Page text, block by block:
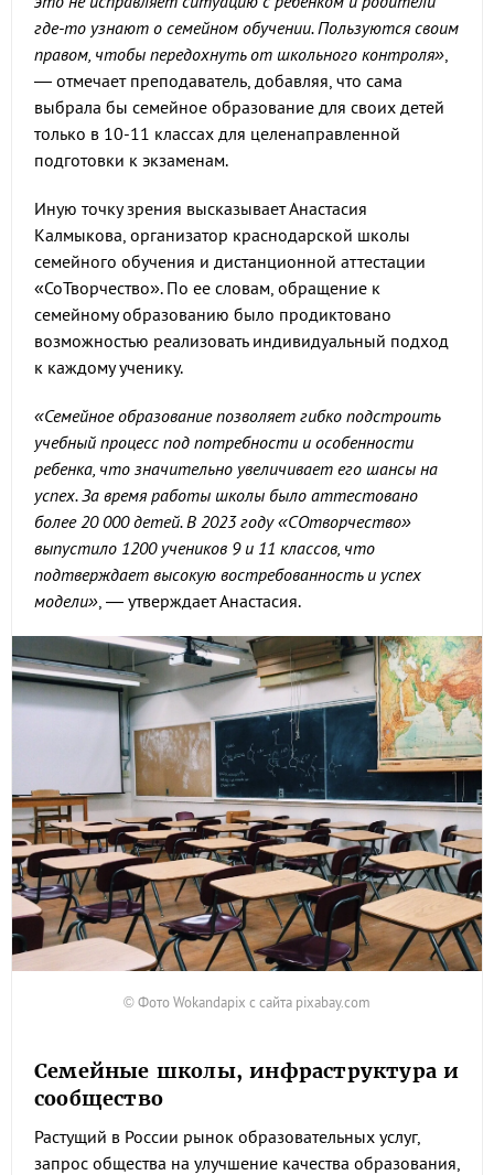
где-то узнают о семейном обучении. Пользуются своим
правом, чтобы передохнуть от школьного контроля»,
— отмечает преподаватель, добавляя, что сама
выбрала бы семейное образование для своих детей
только в 10-11 классах для целенаправленной
подготовки к экзаменам.
Иную точку зрения высказывает Анастасия
Калмыкова, организатор краснодарской школы
семейного обучения и дистанционной аттестации
«СоТворчество». По ее словам, обращение к
семейному образованию было продиктовано
возможностью реализовать индивидуальный подход
к каждому ученику.
«Семейное образование позволяет гибко подстроить
учебный процесс под потребности и особенности
ребенка, что значительно увеличивает его шансы на
успех. За время работы школы было аттестовано
более 20 000 детей. В 2023 году «СОтворчество»
выпустило 1200 учеников 9 и 11 классов, что
подтверждает высокую востребованность и успех
модели», — утверждает Анастасия.
© Фото Wokandapix с сайта pixabay.com
Семейные школы, инфраструктура и
сообщество
Растущий в России рынок образовательных услуг,
запрос общества на улучшение качества образования,